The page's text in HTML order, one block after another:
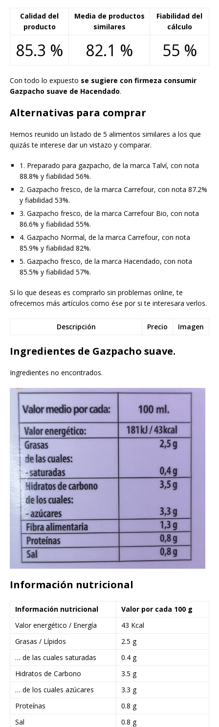
Calidad del
producto
Media de productos
similares
Fiabilidad del
cálculo
85.3 % 82.1 % 55 %
Con todo lo expuesto se sugiere con firmeza consumir
Gazpacho suave de Hacendado.
Alternativas para comprar
Hemos reunido un listado de 5 alimentos similares a los que
quizás te interese dar un vistazo y comparar.
1. Preparado para gazpacho, de la marca Talví, con nota
88.8% y fiabilidad 56%.
2. Gazpacho fresco, de la marca Carrefour, con nota 87.2%
y fiabilidad 53%.
3. Gazpacho fresco, de la marca Carrefour Bio, con nota
86.6% y fiabilidad 55%.
4. Gazpacho Normal, de la marca Carrefour, con nota
85.9% y fiabilidad 82%.
5. Gazpacho fresco, de la marca Hacendado, con nota
85.5% y fiabilidad 57%.
Si lo que deseas es comprarlo sin problemas online, te
ofrecemos más artículos como ése por si te interesara verlos.
Descripción Precio Imagen
Ingredientes de Gazpacho suave.
Ingredientes no encontrados.
Información nutricional
Información nutricional
Valor por cada 100 g
Valor energético / Energía
43 Kcal
Grasas / Lípidos
2.5 g
… de las cuales saturadas
0.4 g
Hidratos de Carbono
3.5 g
… de los cuales azúcares
3.3 g
Proteínas
0.8 g
Sal
0.8 g